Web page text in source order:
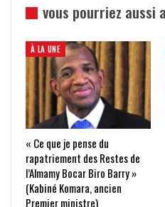
vous pourriez aussi
À LA UNE
« Ce que je pense du
rapatriement des Restes de
l’Almamy Bocar Biro Barry »
(Kabiné Komara, ancien
Premier ministre)